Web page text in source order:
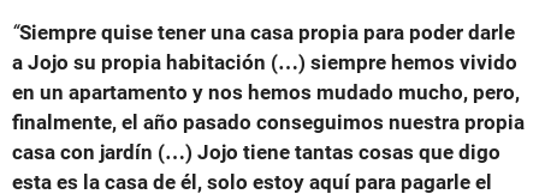
“Siempre quise tener una casa propia para poder darle
a Jojo su propia habitación (…) siempre hemos vivido
en un apartamento y nos hemos mudado mucho, pero,
finalmente, el año pasado conseguimos nuestra propia
casa con jardín (…) Jojo tiene tantas cosas que digo
esta es la casa de él, solo estoy aquí para pagarle el